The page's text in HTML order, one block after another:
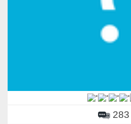
283